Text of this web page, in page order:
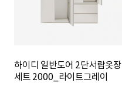
하이디 일반도어 2단서랍옷장
세트 2000_라이트그레이